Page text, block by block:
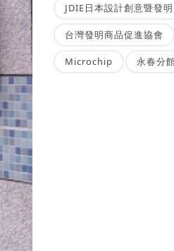
JDIE日本設計創意暨發
台灣發明商品促進協會
Microchip 永春分